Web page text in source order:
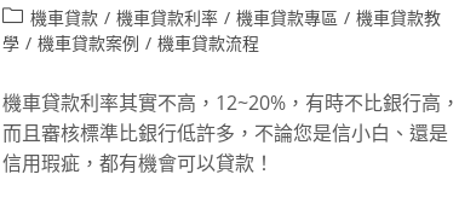
機車貸款 / 機車貸款利率 / 機車貸款專區 / 機車貸款教
學 / 機車貸款案例 / 機車貸款流程
機車貸款利率其實不高，12~20%，有時不比銀行高，
而且審核標準比銀行低許多，不論您是信小白、還是
信用瑕疵，都有機會可以貸款！